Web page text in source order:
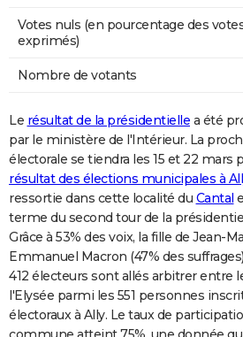
Votes nuls (en pourcentage des
exprimés)
Nombre de votants
Le résultat de la présidentielle a été
par le ministère de l'Intérieur. La
électorale se tiendra les 15 et 22 mars
résultat des élections municipales à
ressortie dans cette localité du Cantal
terme du second tour de la
Grâce à 53% des voix, la fille de Jean-
Emmanuel Macron (47% des
412 électeurs sont allés arbitrer entre
l'Elysée parmi les 551 personnes
électoraux à Ally. Le taux de